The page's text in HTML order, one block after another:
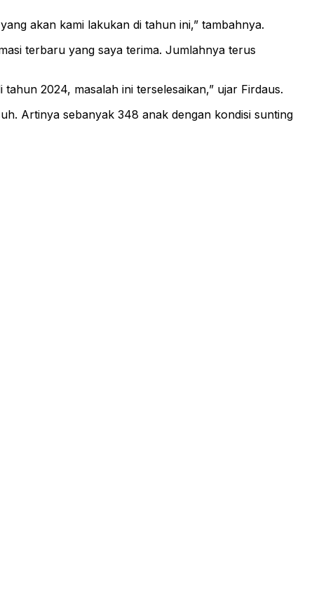
akan kami lakukan di tahun ini,” tambahnya.
terbaru yang saya terima. Jumlahnya terus
2024, masalah ini terselesaikan,” ujar Firdaus.
Artinya sebanyak 348 anak dengan kondisi sunting